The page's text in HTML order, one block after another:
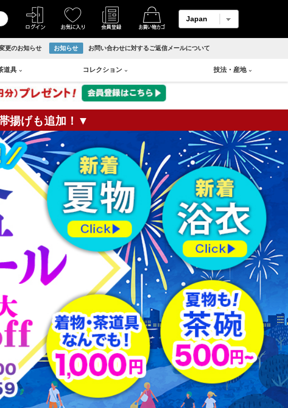
更のお知らせ お知らせ お問い合わせに対するご返信メールについて
着物 羽織
男物帯 長襦袢
アンサンブル
羽織紐 下駄
足袋 その他
コート
ート
縮緬・錦紗 柄メイン生地
紬生地 麻生地
材料用反物 材料用洗い張り
はぎれ
リサイクル反物 ホームコート
道具
香炉 香合
香盆 花瓶
壷
コレクション
Swarovski
技法 ・ 産地
丹波焼
志野焼
相馬焼
織部焼
阿漕焼
無名異焼
輪島塗り 山中塗り
漆塗り 蒔絵
朱漆塗
揚げも追加！▼